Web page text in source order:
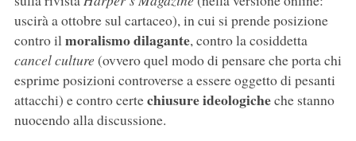
uscirà a ottobre sul cartaceo), in cui si prende posizione
contro ilmoralismo dilagante, contro la cosiddetta
cancel culture(ovvero quel modo di pensare che porta chi
esprime posizioni controverse a essere oggetto di pesanti
attacchi) e contro certechiusure ideologicheche stanno
nuocendo alla discussione.